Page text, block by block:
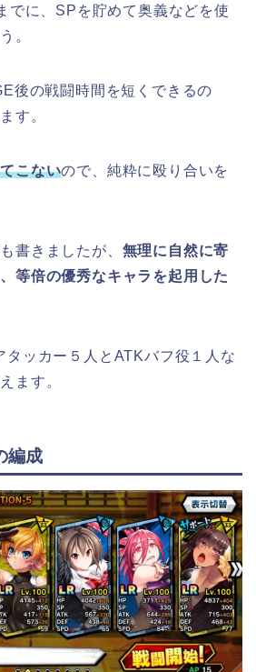
でに、SPを貯めて奥義などを使
。
後の戦闘時間を短くできるの
す。
こないので、純粋に殴り合いを
書きましたが、 無理に自然に寄
等倍の優秀なキャラを起用した
タッカー５人とATKバフ役１人な
ます。
編成